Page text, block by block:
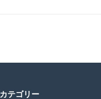
カテゴリー